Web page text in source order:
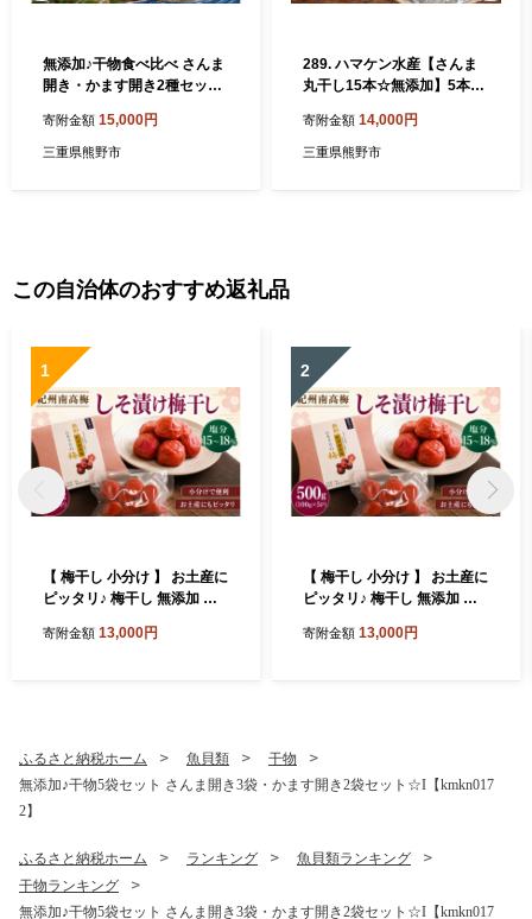
無添加♪干物食べ比べ さんま
開き・かます開き2種セット
寄附金額 15,000円
三重県熊野市
289. ハマケン水産【さんま
丸干し15本☆無添加】5本入
寄附金額 14,000円
三重県熊野市
この自治体のおすすめ返礼品
1
【 梅干し 小分け 】 お土産に
ピッタリ♪ 梅干し 無添加 南
のすっぱい しそ漬け梅干し 5
干し 健康食品 南高梅干し 三
重県 熊野市【frsn0031A】
寄附金額 13,000円
2
【 梅干し 小分け 】 お土産に
ピッタリ♪ 梅干し 無添加 南
のすっぱい しそ漬け梅干し 5
寄附金額 13,000円
ふるさと納税ホーム 魚貝類
干物
無添加♪干物5袋セット さんま開き3袋・かます開き2袋セット☆I【kmkn017
2】
ふるさと納税ホーム ランキング
魚貝類ランキング
干物ランキング
無添加♪干物5袋セット さんま開き3袋・かます開き2袋セット☆I【kmkn017